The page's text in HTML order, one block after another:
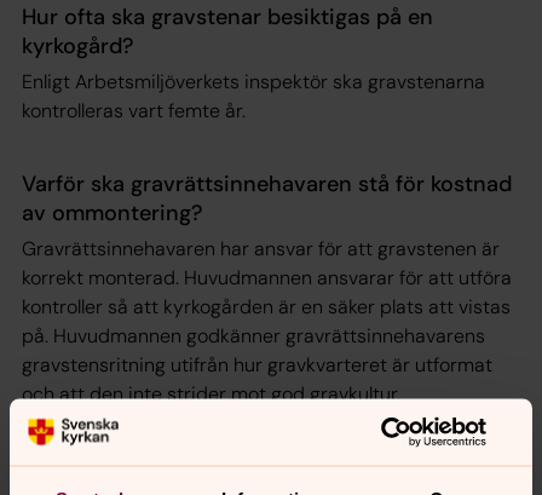
Hur ofta ska gravstenar besiktigas på en
kyrkogård?
Enligt Arbetsmiljöverkets inspektör ska gravstenarna
kontrolleras vart femte år.
Varför ska gravrättsinnehavaren stå för kostnad
av ommontering?
Gravrättsinnehavaren har ansvar för att gravstenen är
korrekt monterad. Huvudmannen ansvarar för att utföra
kontroller så att kyrkogården är en säker plats att vistas
på. Huvudmannen godkänner gravrättsinnehavarens
gravstensritning utifrån hur gravkvarteret är utformat
och att den inte strider mot god gravkultur.
Vilket ansvar har gravstensfirman?